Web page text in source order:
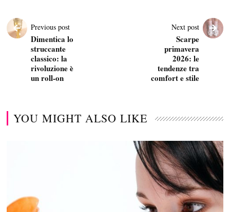
Previous post
Dimentica lo
struccante
classico: la
rivoluzione è
un roll-on
Next post
Scarpe
primavera
2026: le
tendenze tra
comfort e stile
YOU MIGHT ALSO LIKE